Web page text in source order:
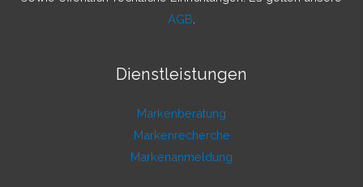
AGB
Dienstleistungen
Markenberatung
Markenrecherche
Markenanmeldung